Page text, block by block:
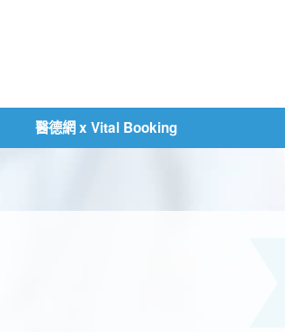
醫德網 x Vital Booking